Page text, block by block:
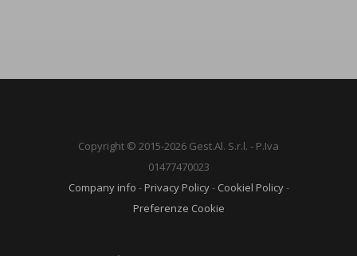
Copyright © 2015-2026 Gest.Al. S.r.l. - P.Iva
01477470023
Company info - Privacy Policy- Cookiel Policy-
Preferenze Cookie